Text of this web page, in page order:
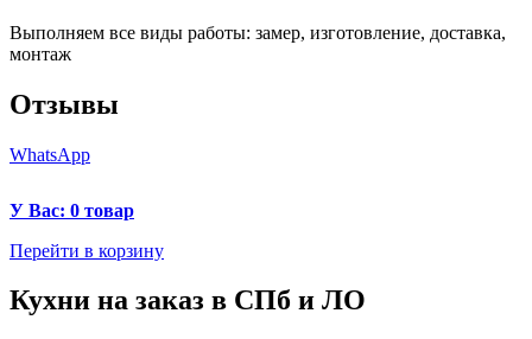
Выполняем все виды работы: замер, изготовление, доставка,
монтаж
Отзывы
WhatsApp
У Вас: 0 товар
Перейти в корзину
Кухни на заказ в СПб и ЛО